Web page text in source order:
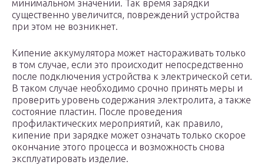
минимальном значении. Так время зарядки
существенно увеличится, повреждений устройства
при этом не возникнет.
Кипение аккумулятора может настораживать только
в том случае, если это происходит непосредственно
после подключения устройства к электрической сети.
В таком случае необходимо срочно принять меры и
проверить уровень содержания электролита, а также
состояние пластин. После проведения
профилактических мероприятий, как правило,
кипение при зарядке может означать только скорое
окончание этого процесса и возможность снова
эксплуатировать изделие.